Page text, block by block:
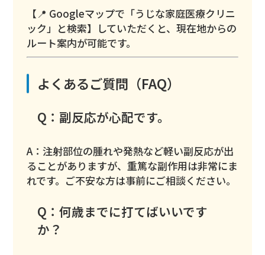
【📍 Googleマップで「うじな家庭医療クリニ
ック」と検索】していただくと、現在地からの
ルート案内が可能です。
よくあるご質問（FAQ）
Q：副反応が心配です。
A：注射部位の腫れや発熱など軽い副反応が出
ることがありますが、重篤な副作用は非常にま
れです。ご不安な方は事前にご相談ください。
Q：何歳までに打てばいいです
か？